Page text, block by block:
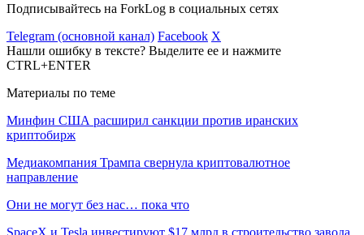
Подписывайтесь на ForkLog в социальных сетях
Telegram (основной канал) Facebook X
Нашли ошибку в тексте? Выделите ее и нажмите
CTRL+ENTER
Материалы по теме
Минфин США расширил санкции против иранских
криптобирж
Медиакомпания Трампа свернула криптовалютное
направление
Они не могут без нас… пока что
SpaceX и Tesla инвестируют $17 млрд в строительство завода